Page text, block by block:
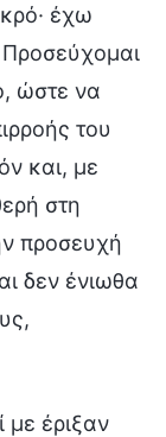
έχω
Προσεύχομαι
ώστε να
του
και, με
στη
προσευχή
δεν ένιωθα
με έριξαν